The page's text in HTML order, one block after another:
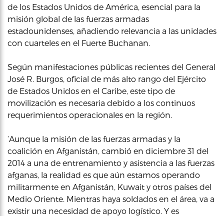
de los Estados Unidos de América, esencial para la
misión global de las fuerzas armadas
estadounidenses, añadiendo relevancia a las unidades
con cuarteles en el Fuerte Buchanan.
Según manifestaciones públicas recientes del General
José R. Burgos, oficial de más alto rango del Ejército
de Estados Unidos en el Caribe, este tipo de
movilización es necesaria debido a los continuos
requerimientos operacionales en la región.
‘Aunque la misión de las fuerzas armadas y la
coalición en Afganistán, cambió en diciembre 31 del
2014 a una de entrenamiento y asistencia a las fuerzas
afganas, la realidad es que aún estamos operando
militarmente en Afganistán, Kuwait y otros países del
Medio Oriente. Mientras haya soldados en el área, va a
existir una necesidad de apoyo logístico. Y es